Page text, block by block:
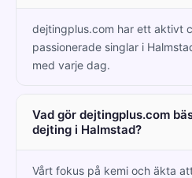
dejtingplus.com har ett aktivt
passionerade singlar i
med varje dag.
Vad gör dejtingplus.com
dejting i Halmstad?
Vårt fokus på kemi och äkta